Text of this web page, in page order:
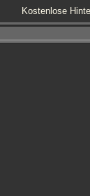
Kostenlose